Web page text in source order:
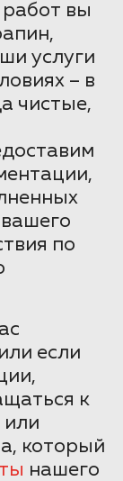
вы
услуги
– в
чистые,
по
если
к
или
который
нашего